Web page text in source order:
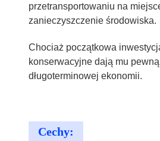
przetransportowaniu na
zanieczyszczenie środowiska.
Chociaż początkowa
konserwacyjne dają mu
długoterminowej ekonomii.
Cechy: